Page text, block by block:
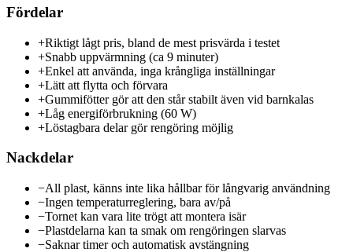
Fördelar
+Riktigt lågt pris, bland de mest prisvärda i testet
+Snabb uppvärmning (ca 9 minuter)
+Enkel att använda, inga krångliga inställningar
+Lätt att flytta och förvara
+Gummifötter gör att den står stabilt även vid barnkalas
+Låg energiförbrukning (60 W)
+Löstagbara delar gör rengöring möjlig
Nackdelar
−All plast, känns inte lika hållbar för långvarig användning
−Ingen temperaturreglering, bara av/på
−Tornet kan vara lite trögt att montera isär
−Plastdelarna kan ta smak om rengöringen slarvas
−Saknar timer och automatisk avstängning